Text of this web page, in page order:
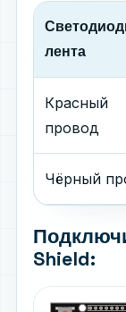
лента
Красный
провод
Чёрный
Shield: